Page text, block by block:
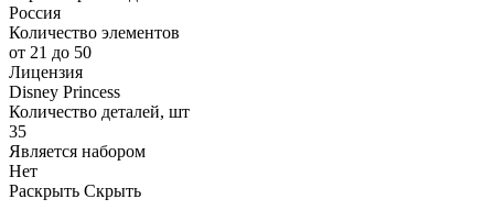
Россия
Количество элементов
от 21 до 50
Лицензия
Disney Princess
Количество деталей, шт
35
Является набором
Нет
Раскрыть Скрыть